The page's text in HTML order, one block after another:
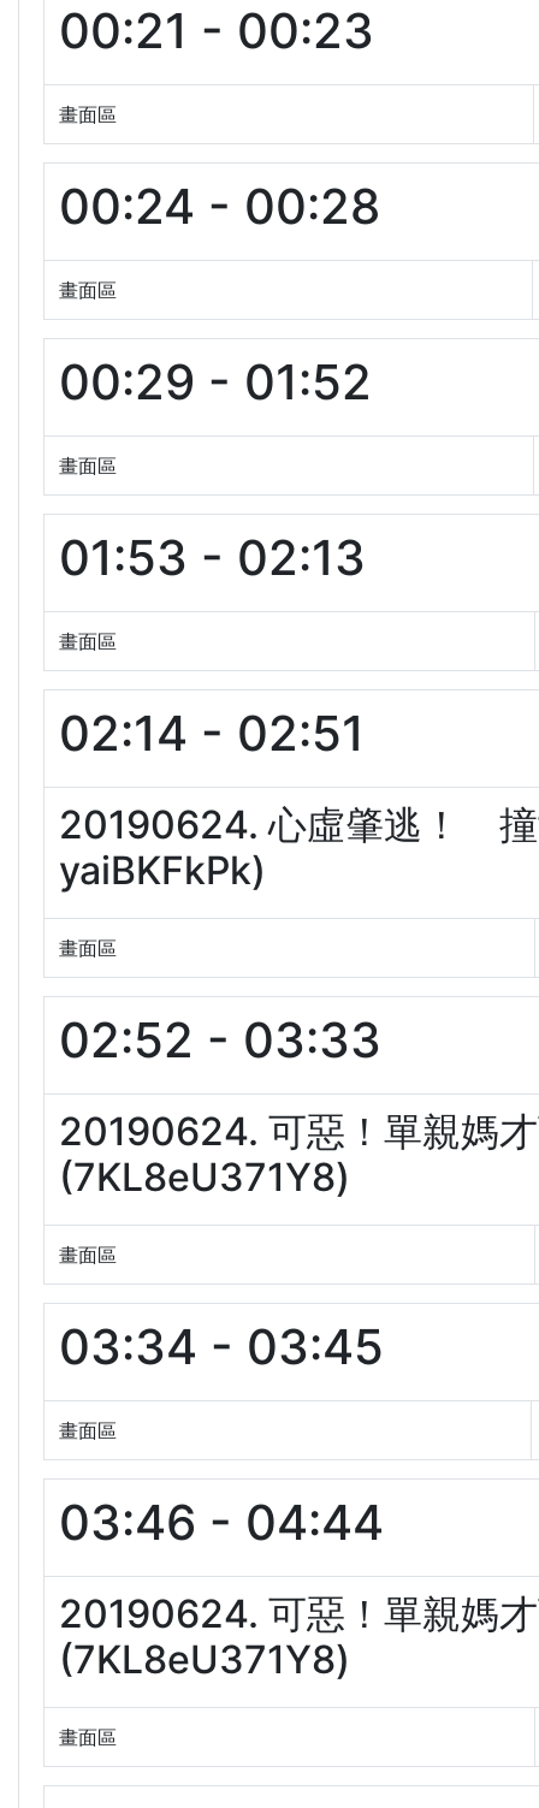
00:21 - 00:23
畫面區
00:24 - 00:28
畫面區
00:29 - 01:52
畫面區
01:53 - 02:13
畫面區
02:14 - 02:51
20190624. 心虛肇逃！
yaiBKFkPk)
畫面區
02:52 - 03:33
20190624. 可惡！單親媽
(7KL8eU371Y8)
畫面區
03:34 - 03:45
畫面區
03:46 - 04:44
20190624. 可惡！單親媽
(7KL8eU371Y8)
畫面區